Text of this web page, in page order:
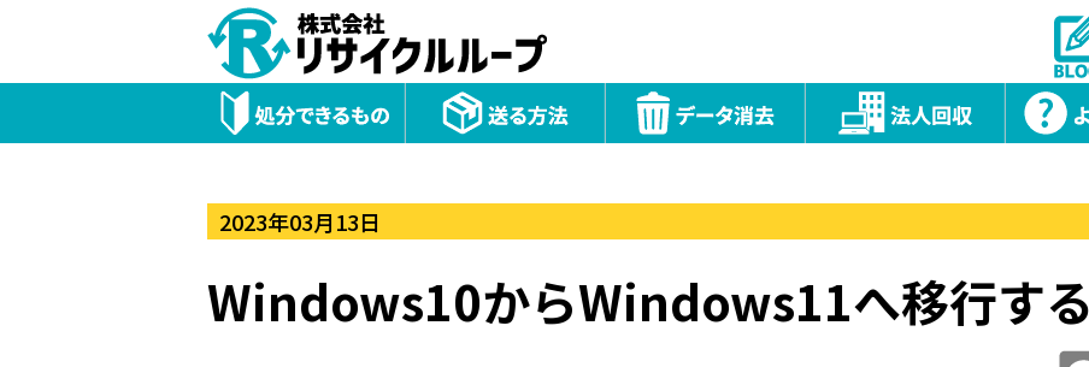
2023年03月13日
Windows10からWindows11へ移行す